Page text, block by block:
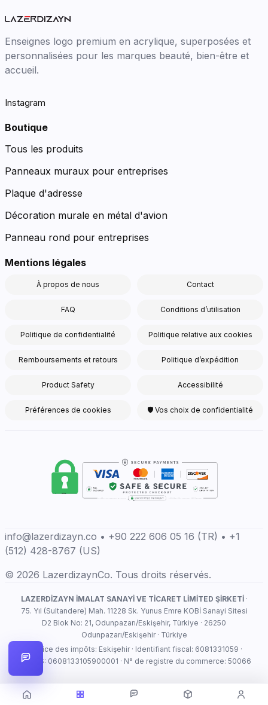
Enseignes logo premium en acrylique, superposées et
personnalisées pour les marques beauté, bien-être et
accueil.
Instagram
Boutique
Tous les produits
Panneaux muraux pour entreprises
Plaque d'adresse
Décoration murale en métal d'avion
Panneau rond pour entreprises
Mentions légales
À propos de nous Contact
FAQ Conditions d’utilisation
Politique de confidentialité Politique relative aux cookies
Remboursements et retours Politique d’expédition
Product Safety Accessibilité
Préférences de cookies 🛡 Vos choix de confidentialité
info@lazerdizayn.co • +90 222 606 05 16 (TR) • +1
(512) 428-8767 (US)
© 2026 LazerdizaynCo. Tous droits réservés.
LAZERDİZAYN İMALAT SANAYİ VE TİCARET LİMİTED ŞİRKETİ·
75. Yıl (Sultandere) Mah. 11228 Sk. Yunus Emre KOBİ Sanayi Sitesi
D2 Blok No: 21, Odunpazarı/Eskişehir, Türkiye · 26250
Odunpazarı/Eskişehir · Türkiye
Service des impôts: Eskişehir · Identifiant fiscal: 6081331059 ·
MERSIS: 0608133105900001 · N° de registre du commerce: 50066